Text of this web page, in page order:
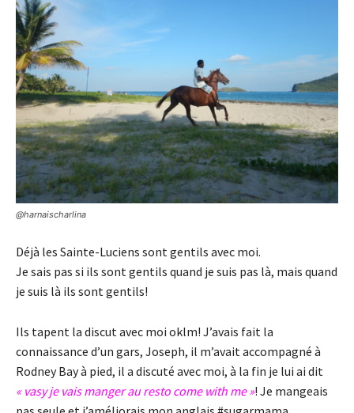
@harnaischarlina
Déjà les Sainte-Luciens sont gentils avec moi.
Je sais pas si ils sont gentils quand je suis pas là, mais quand
je suis là ils sont gentils!
Ils tapent la discut avec moi oklm! J’avais fait la
connaissance d’un gars, Joseph, il m’avait accompagné à
Rodney Bay à pied, il a discuté avec moi, à la fin je lui ai dit
« vasy je vais manger au resto come with me »! Je mangeais